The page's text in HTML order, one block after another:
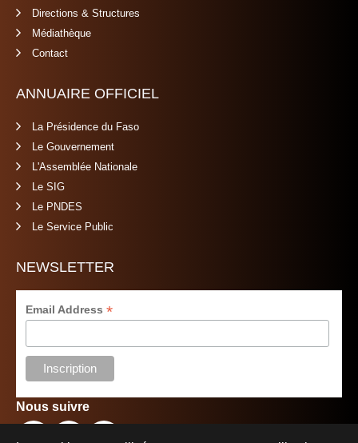
Directions & Structures
Médiathèque
Contact
ANNUAIRE OFFICIEL
La Présidence du Faso
Le Gouvernement
L'Assemblée Nationale
Le SIG
Le PNDES
Le Service Public
NEWSLETTER
Email Address*
Nous suivre